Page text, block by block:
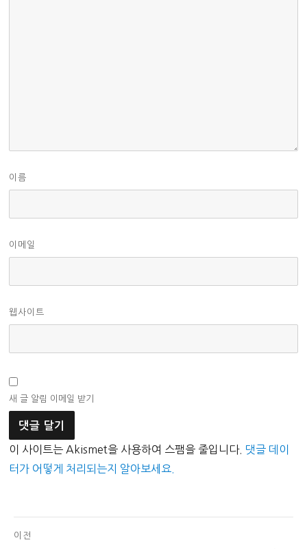
이름
이메일
웹사이트
새 글 알림 이메일 받기
이 사이트는 Akismet을 사용하여 스팸을 줄입니다. 댓글 데이
터가 어떻게 처리되는지 알아보세요.
글
이전